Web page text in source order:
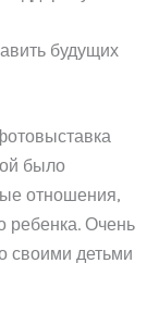
будущих
было
отношения,
ребенка. Очень
своими детьми